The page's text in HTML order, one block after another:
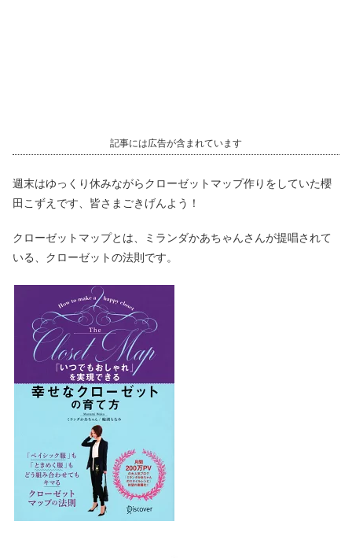
記事には広告が含まれています
週末はゆっくり休みながらクローゼットマップ作りをしていた櫻
田こずえです、皆さまごきげんよう！
クローゼットマップとは、ミランダかあちゃんさんが提唱されて
いる、クローゼットの法則です。